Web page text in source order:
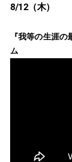
8/12（木）
『我等の生涯
ム